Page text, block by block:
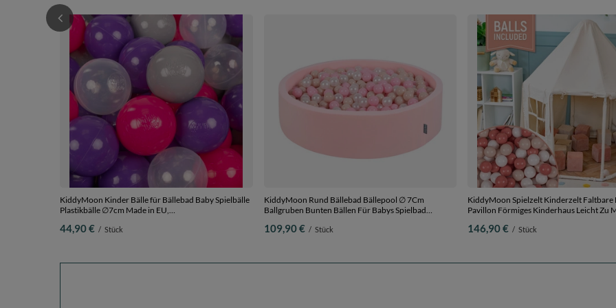
KiddyMoon Kinder Bälle für Bällebad Baby Spielbälle
Plastikbälle ∅7cm Made in EU,
44,90 € / Stück
KiddyMoon Rund Bällebad Bällepool ∅ 7Cm
Ballgruben Bunten Bällen Für Babys Spielbad
pink:pastellbeige/puderrosa/perle, 120x30cm/300
109,90 € / Stück
KiddyMoon Spielzelt Kinderzelt Faltbare
Pavillon Förmiges Kinderhaus Leicht Zu
Und Draußen,
146,90 € / Stück